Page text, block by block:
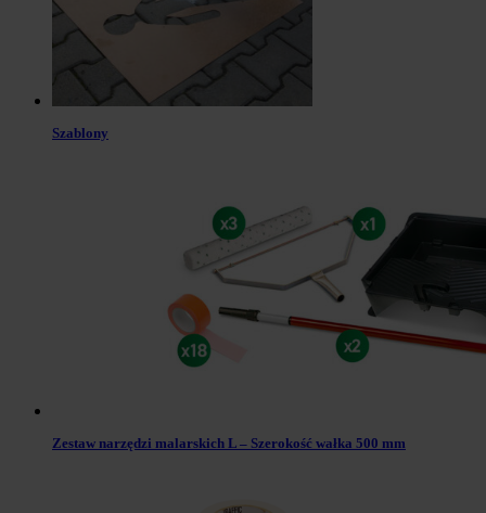
Szablony
Zestaw narzędzi malarskich L – Szerokość wałka 500 mm